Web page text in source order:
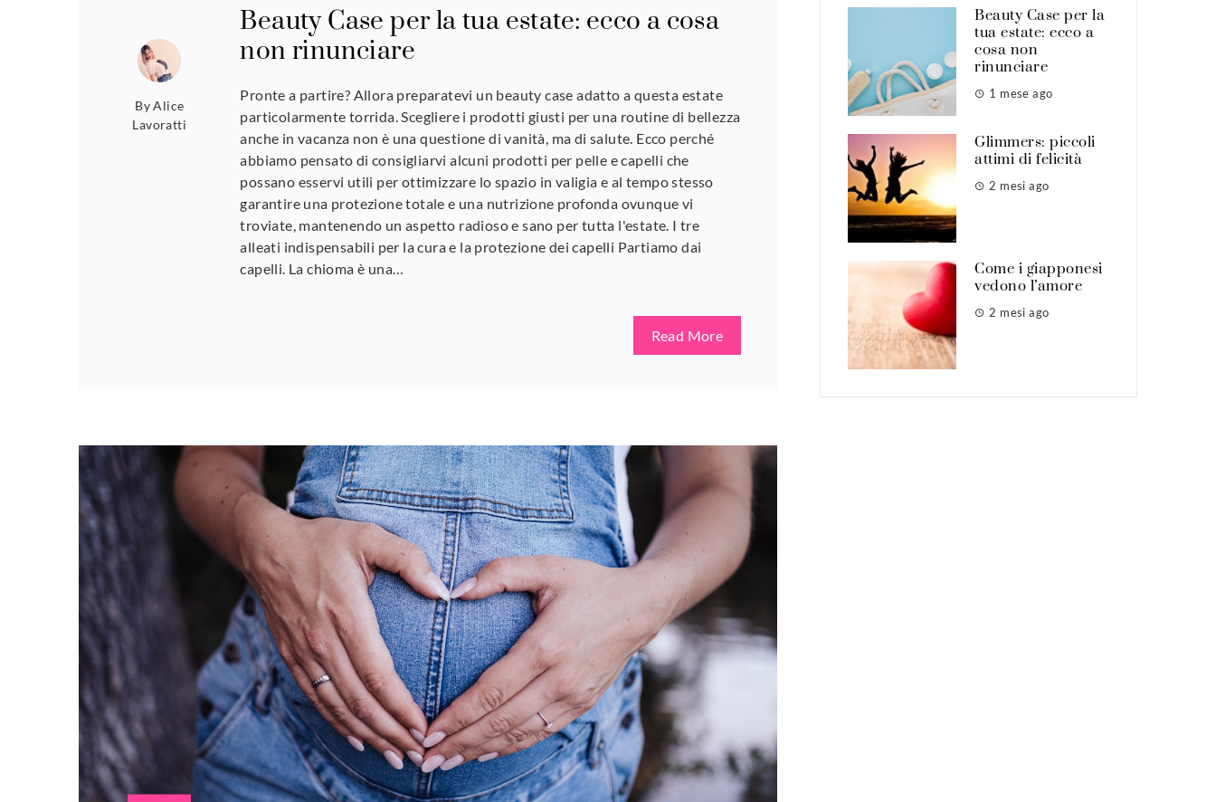
ByAlice
Lavoratti
Beauty Case per la tua estate: ecco a cosa
non rinunciare
Pronte a partire? Allora preparatevi un beauty case adatto a questa estate
particolarmente torrida. Scegliere i prodotti giusti per una routine di bellezza
anche in vacanza non è una questione di vanità, ma di salute. Ecco perché
abbiamo pensato di consigliarvi alcuni prodotti per pelle e capelli che
possano esservi utili per ottimizzare lo spazio in valigia e al tempo stesso
garantire una protezione totale e una nutrizione profonda ovunque vi
troviate, mantenendo un aspetto radioso e sano per tutta l'estate. I tre
alleati indispensabili per la cura e la protezione dei capelli Partiamo dai
capelli. La chioma è una…
Read More
Beauty Case per la
tua estate: ecco a
cosa non
rinunciare
1 mese ago
Glimmers: piccoli
attimi di felicità
2 mesi ago
Come i giapponesi
vedono l’amore
2 mesi ago